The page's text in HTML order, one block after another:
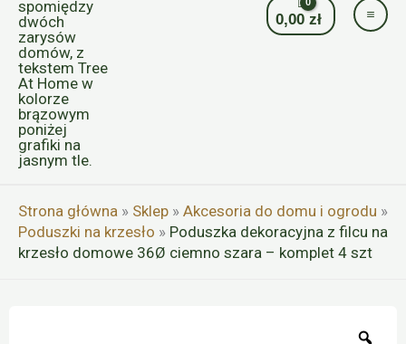
0,00zł
Strona główna » Sklep » Akcesoria do domu i ogrodu »
Poduszki na krzesło » Poduszka dekoracyjna z filcu na
krzesło domowe 36Ø ciemno szara – komplet 4 szt